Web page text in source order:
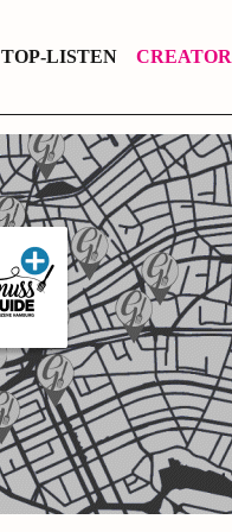
TOP-LISTEN CREATOR